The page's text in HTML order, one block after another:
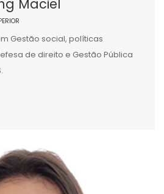
Maciel
Gestão social, políticas
de direito e Gestão Pública